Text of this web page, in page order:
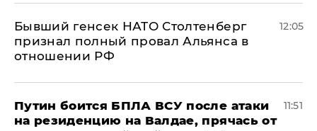
Бывший генсек НАТО Столтенберг
признал полный провал Альянса в
отношении РФ
12:05
Путин боится БПЛА ВСУ после атаки
на резиденцию на Валдае, прячась от
11:51